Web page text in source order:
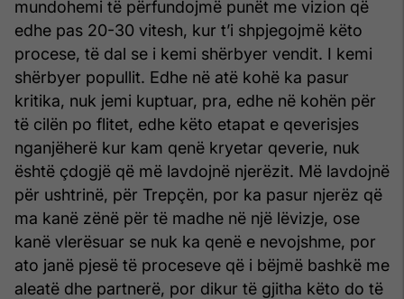
mundohemi të përfundojmë punët me vizion që
edhe pas 20-30 vitesh, kur t’i shpjegojmë këto
procese, të dal se i kemi shërbyer vendit. I kemi
shërbyer popullit. Edhe në atë kohë ka pasur
kritika, nuk jemi kuptuar, pra, edhe në kohën për
të cilën po flitet, edhe këto etapat e qeverisjes
nganjëherë kur kam qenë kryetar qeverie, nuk
është çdogjë që më lavdojnë njerëzit. Më lavdojnë
për ushtrinë, për Trepçën, por ka pasur njerëz që
ma kanë zënë për të madhe në një lëvizje, ose
kanë vlerësuar se nuk ka qenë e nevojshme, por
ato janë pjesë të proceseve që i bëjmë bashkë me
aleatë dhe partnerë, por dikur të gjitha këto do të